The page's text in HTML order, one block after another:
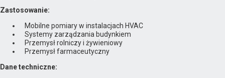
Zastosowanie:
Mobilne pomiary w instalacjach HVAC
Systemy zarządzania budynkiem
Przemysł rolniczy i żywieniowy
Przemysł farmaceutyczny
Dane techniczne: